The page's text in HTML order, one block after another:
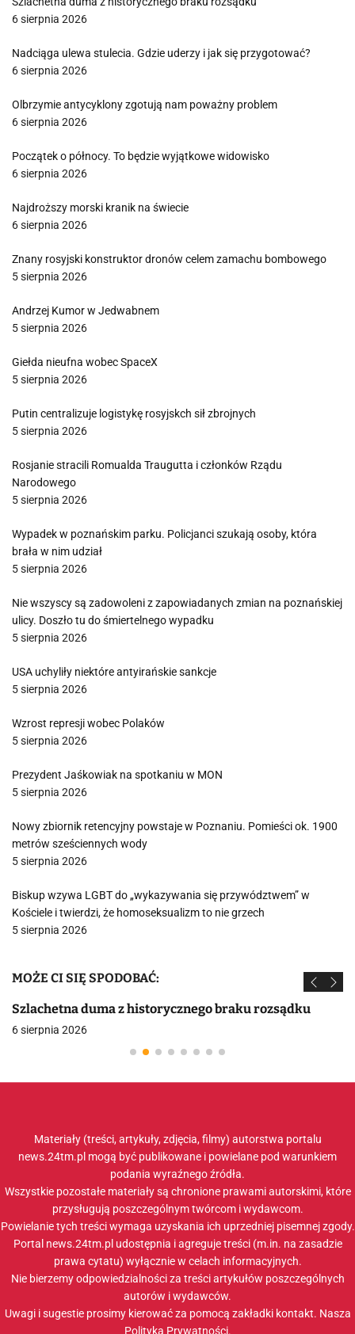
6 sierpnia 2026
Nadciąga ulewa stulecia. Gdzie uderzy i jak się przygotować?
6 sierpnia 2026
Olbrzymie antycyklony zgotują nam poważny problem
6 sierpnia 2026
Początek o północy. To będzie wyjątkowe widowisko
6 sierpnia 2026
Najdroższy morski kranik na świecie
6 sierpnia 2026
Znany rosyjski konstruktor dronów celem zamachu bombowego
5 sierpnia 2026
Andrzej Kumor w Jedwabnem
5 sierpnia 2026
Giełda nieufna wobec SpaceX
5 sierpnia 2026
Putin centralizuje logistykę rosyjskch sił zbrojnych
5 sierpnia 2026
Rosjanie stracili Romualda Traugutta i członków Rządu
Narodowego
5 sierpnia 2026
Wypadek w poznańskim parku. Policjanci szukają osoby, która
brała w nim udział
5 sierpnia 2026
Nie wszyscy są zadowoleni z zapowiadanych zmian na poznańskiej
ulicy. Doszło tu do śmiertelnego wypadku
5 sierpnia 2026
USA uchyliły niektóre antyirańskie sankcje
5 sierpnia 2026
Wzrost represji wobec Polaków
5 sierpnia 2026
Prezydent Jaśkowiak na spotkaniu w MON
5 sierpnia 2026
Nowy zbiornik retencyjny powstaje w Poznaniu. Pomieści ok. 1900
metrów sześciennych wody
5 sierpnia 2026
Biskup wzywa LGBT do „wykazywania się przywództwem” w
Kościele i twierdzi, że homoseksualizm to nie grzech
5 sierpnia 2026
MOŻE CI SIĘ SPODOBAĆ:
Szlachetna duma z historycznego braku rozsądku
6 sierpnia 2026
Materiały (treści, artykuły, zdjęcia, filmy) autorstwa portalu
news.24tm.pl mogą być publikowane i powielane pod warunkiem
podania wyraźnego źródła.
Wszystkie pozostałe materiały są chronione prawami autorskimi, które
przysługują poszczególnym twórcom i wydawcom.
Powielanie tych treści wymaga uzyskania ich uprzedniej pisemnej zgody.
Portal news.24tm.pl udostępnia i agreguje treści (m.in. na zasadzie
prawa cytatu) wyłącznie w celach informacyjnych.
Nie bierzemy odpowiedzialności za treści artykułów poszczególnych
autorów i wydawców.
Uwagi i sugestie prosimy kierować za pomocą zakładki kontakt. Nasza
Polityka Prywatności.